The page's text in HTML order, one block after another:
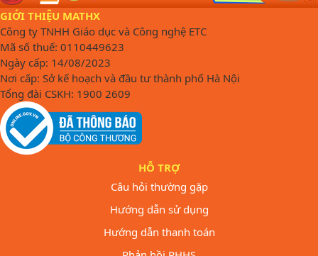
GIỚI THIỆU MATHX
Công ty TNHH Giáo dục và Công nghệ ETC
Mã số thuế: 0110449623
Ngày cấp: 14/08/2023
Nơi cấp: Sở kế hoạch và đầu tư thành phố Hà Nội
Tổng đài CSKH: 1900 2609
HỖ TRỢ
Câu hỏi thường gặp
Hướng dẫn sử dụng
Hướng dẫn thanh toán